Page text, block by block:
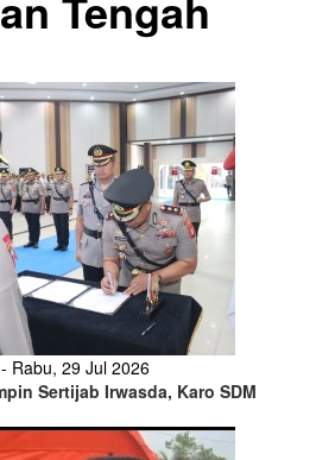
- Rabu, 29 Jul 2026
Sertijab Irwasda, Karo SDM